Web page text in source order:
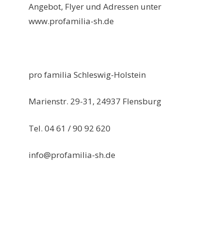
Angebot, Flyer und Adressen unter
www.profamilia-sh.de
pro familia Schleswig-Holstein
Marienstr. 29-31, 24937 Flensburg
Tel. 04 61 / 90 92 620
info@profamilia-sh.de